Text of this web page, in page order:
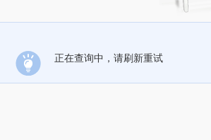
正在查询中，请刷新重试